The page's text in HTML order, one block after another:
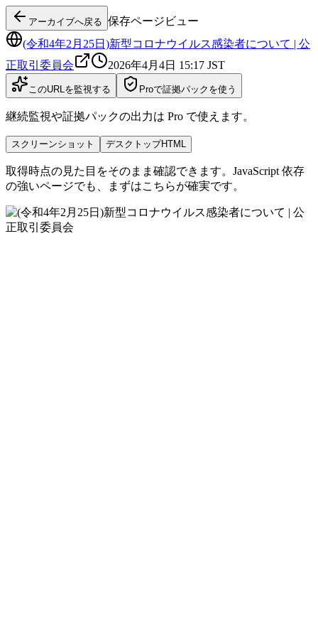
アーカイブへ戻る 保存ページビュー
(令和4年2月25日)新型コロナウイルス感染者について | 公
正取引委員会
2026年4月4日 15:17 JST
このURLを監視する Proで証拠パックを使う
継続監視や証拠パックの出力は Pro で使えます。
スクリーンショット デスクトップHTML
取得時点の見た目をそのまま確認できます。JavaScript 依存
の強いページでも、まずはこちらが確実です。